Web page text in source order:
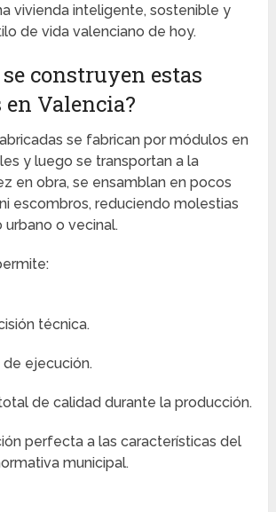
vivienda inteligente, sostenible y
de vida valenciano de hoy.
construyen estas
Valencia?
se fabrican por módulos en
y luego se transportan a la
en obra, se ensamblan en pocos
escombros, reduciendo molestias
urbano o vecinal.
técnica.
ejecución.
de calidad durante la producción.
perfecta a las características del
municipal.